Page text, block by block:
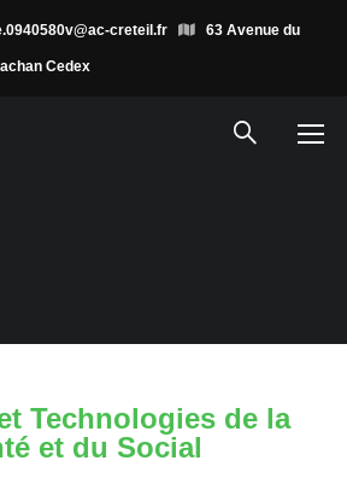
creteil.fr 63 Avenue du
Cedex
Technologies de la
et du Social